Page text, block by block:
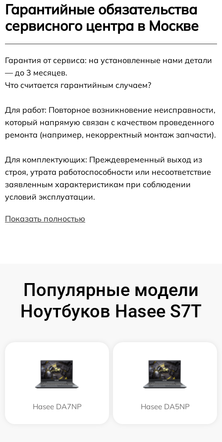
Гарантийные обязательства
сервисного центра в Москве
Гарантия от сервиса: на установленные нами детали
— до 3 месяцев.
Что считается гарантийным случаем?
Для работ: Повторное возникновение неисправности,
который напрямую связан с качеством проведенного
ремонта (например, некорректный монтаж запчасти).
Для комплектующих: Преждевременный выход из
строя, утрата работоспособности или несоответствие
заявленным характеристикам при соблюдении
условий эксплуатации.
Показать полностью
Популярные модели
Ноутбуков Hasee S7T
Hasee DA7NP Hasee DA5NP